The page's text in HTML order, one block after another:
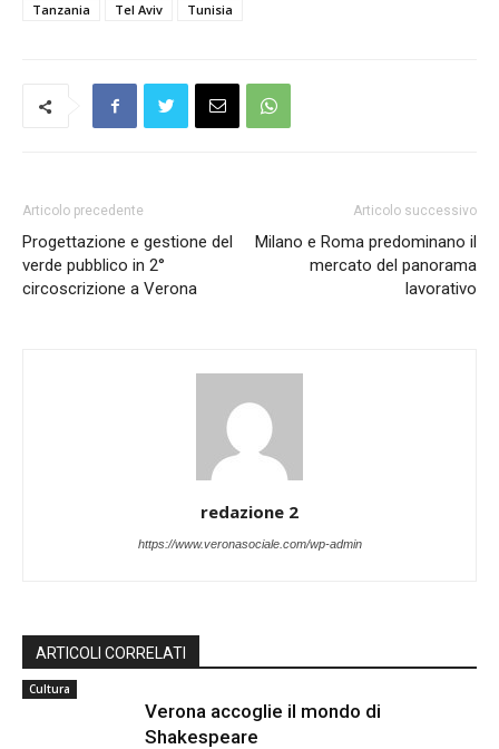
Tanzania
Tel Aviv Tunisia
Articolo precedente
Progettazione e gestione del
verde pubblico in 2°
circoscrizione a Verona
Articolo successivo
Milano e Roma predominano il
mercato del panorama
lavorativo
redazione 2
https://www.veronasociale.com/wp-admin
ARTICOLI CORRELATI
Cultura
Verona accoglie il mondo di
Shakespeare